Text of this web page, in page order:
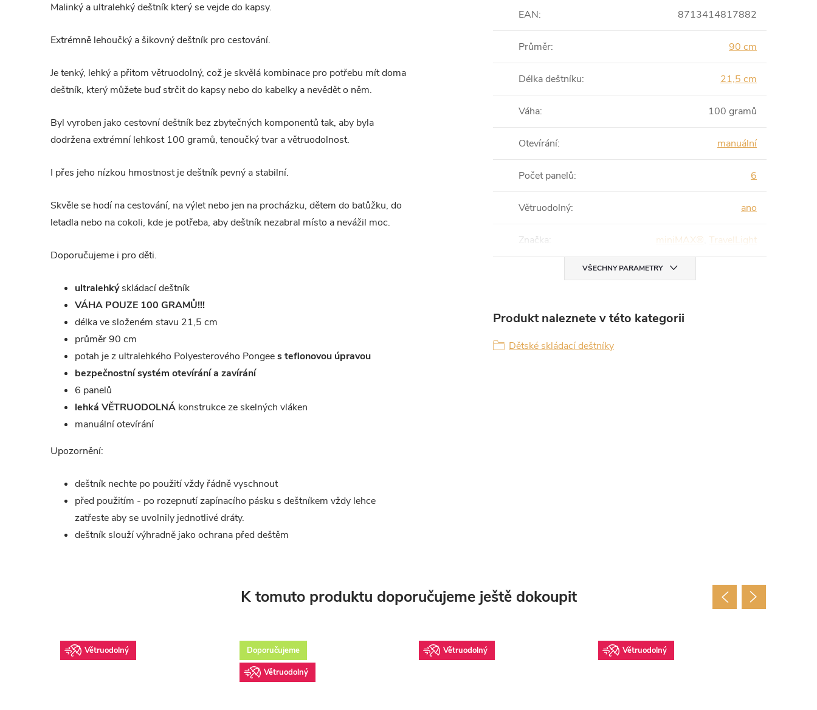
Malinký a ultralehký deštník který se vejde do kapsy.
Extrémně lehoučký a šikovný deštník pro cestování.
Je tenký, lehký a přitom větruodolný, což je skvělá kombinace pro potřebu mít doma
deštník, který můžete buď strčit do kapsy nebo do kabelky a nevědět o něm.
Byl vyroben jako cestovní deštník bez zbytečných komponentů tak, aby byla
dodržena extrémní lehkost 100 gramů, tenoučký tvar a větruodolnost.
I přes jeho nízkou hmostnost je deštník pevný a stabilní.
Skvěle se hodí na cestování, na výlet nebo jen na procházku, dětem do batůžku, do
letadla nebo na cokoli, kde je potřeba, aby deštník nezabral místo a nevážil moc.
Doporučujeme i pro děti.
ultralehkýskládací deštník
VÁHA POUZE 100 GRAMŮ!!!
délka ve složeném stavu 21,5 cm
průměr 90 cm
potah je z ultralehkého Polyesterového Pongees teflonovou úpravou
bezpečnostní systém otevírání a zavírání
6 panelů
lehká VĚTRUODOLNÁ konstrukce ze skelných vláken
manuální otevírání
Upozornění:
deštník nechte po použití vždy řádně vyschnout
před použitím - po rozepnutí zapínacího pásku s deštníkem vždy lehce
zatřeste aby se uvolnily jednotlivé dráty.
deštník slouží výhradně jako ochrana před deštěm
EAN: 8713414817882
Průměr: 90 cm
Délka deštníku: 21,5 cm
Váha: 100 gramů
Otevírání: manuální
Počet panelů: 6
Větruodolný: ano
Značka: miniMAX® TravelLight
VŠECHNY PARAMETRY
Produkt naleznete v této kategorii
Dětské skládací deštníky
K tomuto produktu doporučujeme ještě dokoupit
Větruodolný
Doporučujeme
Větruodolný
Větruodolný Větruodolný